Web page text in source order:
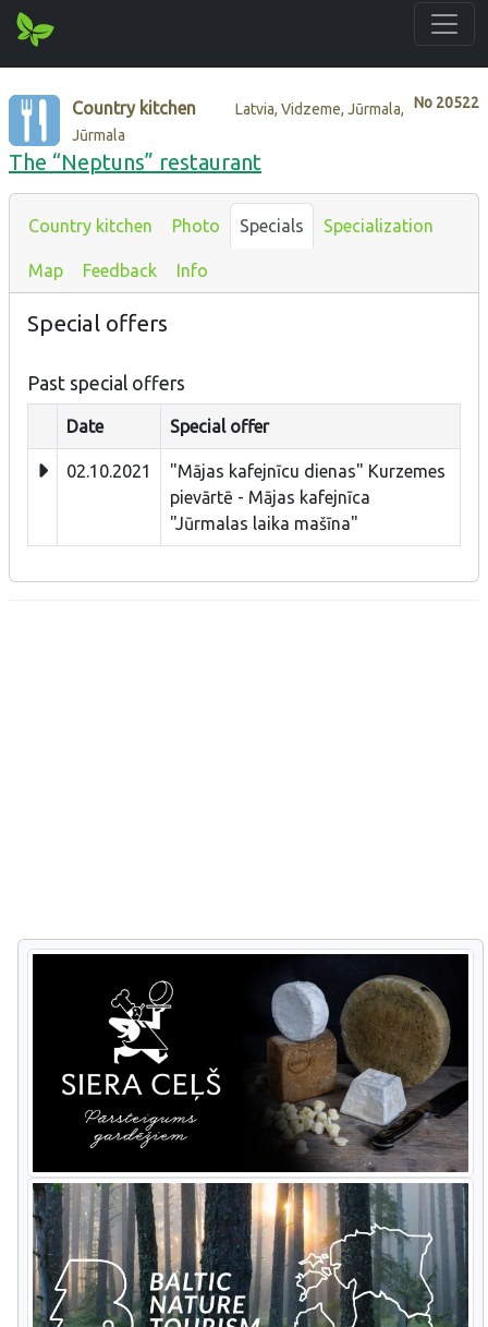
No 20522
Country kitchen
Latvia, Vidzeme, Jūrmala,
Jūrmala
The “Neptuns” restaurant
Country kitchen Photo Specials Specialization
Map Feedback Info
Special offers
Past special offers
Date Special offer
02.10.2021
"Mājas kafejnīcu dienas" Kurzemes
pievārtē - Mājas kafejnīca
"Jūrmalas laika mašīna"